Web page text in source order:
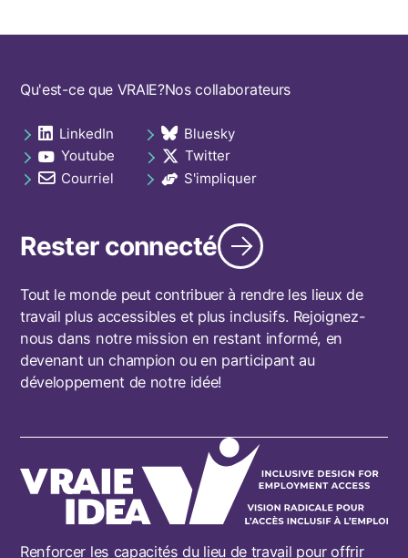
Renforcer les capacités du lieu de travail pour offrir
Footer
Qu'est-ce que VRAIE?Nos collaborateurs
Social
links
footer
LinkedIn
opens in a new tab Bluesky
opens in a new tab
Youtube
opens in a new tab Twitter
opens in a new tab
Courriel
opens in a new tab S'impliquer
opens in a new tab
Rester connecté
Tout le monde peut contribuer à rendre les lieux de
travail plus accessibles et plus inclusifs. Rejoignez-
nous dans notre mission en restant informé, en
devenant un champion ou en participant au
développement de notre idée!